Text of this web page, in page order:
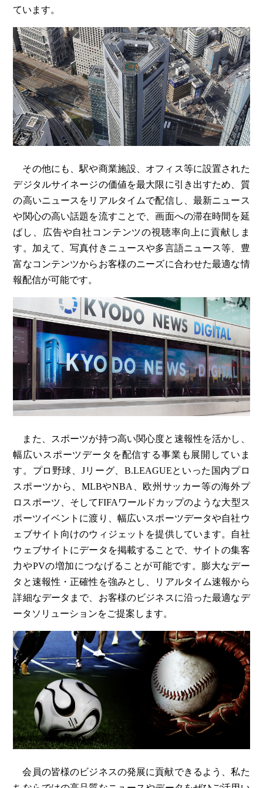
ています。
その他にも、駅や商業施設、オフィス等に設置された
デジタルサイネージの価値を最大限に引き出すため、質
の高いニュースをリアルタイムで配信し、最新ニュース
や関心の高い話題を流すことで、画面への滞在時間を延
ばし、広告や自社コンテンツの視聴率向上に貢献しま
す。加えて、写真付きニュースや多言語ニュース等、豊
富なコンテンツからお客様のニーズに合わせた最適な情
報配信が可能です。
また、スポーツが持つ高い関心度と速報性を活かし、
幅広いスポーツデータを配信する事業も展開していま
す。プロ野球、Jリーグ、B.LEAGUEといった国内プロ
スポーツから、MLBやNBA、欧州サッカー等の海外プ
ロスポーツ、そしてFIFAワールドカップのような大型ス
ポーツイベントに渡り、幅広いスポーツデータや自社ウ
ェブサイト向けのウィジェットを提供しています。自社
ウェブサイトにデータを掲載することで、サイトの集客
力やPVの増加につなげることが可能です。膨大なデー
タと速報性・正確性を強みとし、リアルタイム速報から
詳細なデータまで、お客様のビジネスに沿った最適なデ
ータソリューションをご提案します。
会員の皆様のビジネスの発展に貢献できるよう、私た